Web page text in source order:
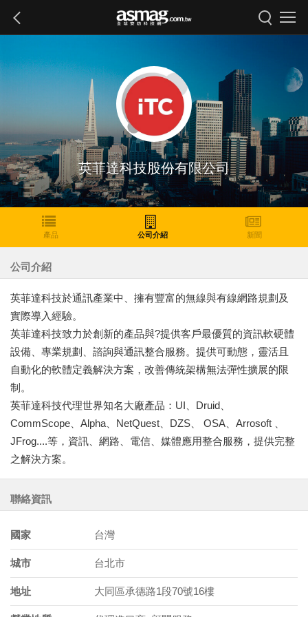
英菲達科技股份有限公司
產品 公司介紹 新聞
公司介紹
英菲達科技於通訊產業中、擁有豐富的無線與有線網路規劃及
實際導入經驗。
英菲達科技致力於創新的產品與?提供客戶最優質的資訊軟硬體
設備、專業規劃、諮詢與通訊整合服務。提供可動態，靈活且
自動化的軟體定義解決方案，改善傳統架構無法彈性擴展的限
制。
英菲達科技代理世界知名大廠產品：UI、Druid、
CommScope、Alpha、NetQuest、DZS、 OSA、Arrosoft 、
JFrog....等，資訊、網路、電信、媒體應用整合服務，提供完整
之解決方案。
聯絡資訊
國家 台灣
城市 台北市
地址 大同區承德路1段70號16樓